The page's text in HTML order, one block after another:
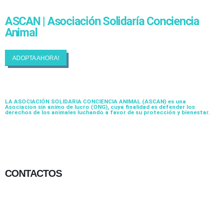
ASCAN | Asociación Solidaría Conciencia
Animal
ADOPTA AHORA!
LA ASOCIACIÓN SOLIDARIA CONCIENCIA ANIMAL (ASCAN) es una
Asociacion sin animo de lucro (ONG), cuya finalidad es defender los
derechos de los animales luchando a favor de su protección y bienestar.
CONTACTOS